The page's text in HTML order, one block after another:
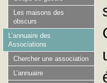
Les maisons des
obscurs
L’annuaire des
Associations
Chercher une association
L’annuaire